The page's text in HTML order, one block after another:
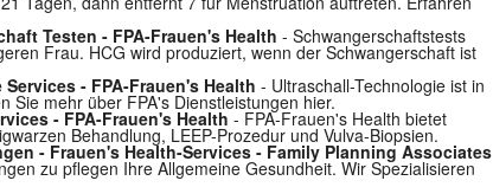
Testen - FPA-Frauen's Health - Schwangerschaftstests
Frau. HCG wird produziert, wenn der Schwangerschaft ist
- FPA-Frauen's Health - Ultraschall-Technologie ist in
Sie mehr über FPA's Dienstleistungen hier.
- FPA-Frauen's Health - FPA-Frauen's Health bietet
Behandlung, LEEP-Prozedur und Vulva-Biopsien.
- Frauen's Health-Services - Family Planning Associates
zu pflegen Ihre Allgemeine Gesundheit. Wir Spezialisieren